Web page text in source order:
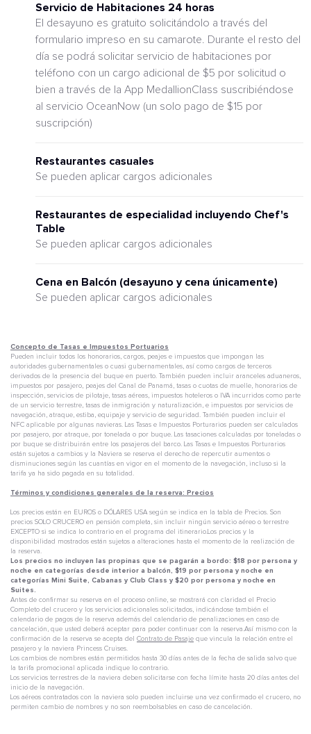
Servicio de Habitaciones 24 horas
El desayuno es gratuito solicitándolo a través del
formulario impreso en su camarote. Durante el resto del
día se podrá solicitar servicio de habitaciones por
teléfono con un cargo adicional de $5 por solicitud o
bien a través de la App MedallionClass suscribiéndose
al servicio OceanNow (un solo pago de $15 por
suscripción)
Restaurantes casuales
Se pueden aplicar cargos adicionales
Restaurantes de especialidad incluyendo Chef's
Table
Se pueden aplicar cargos adicionales
Cena en Balcón (desayuno y cena únicamente)
Se pueden aplicar cargos adicionales
Concepto de Tasas e Impuestos Portuarios
Pueden incluir todos los honorarios, cargos, peajes e impuestos que impongan las
autoridades gubernamentales o cuasi gubernamentales, así como cargos de terceros
derivados de la presencia del buque en puerto. También pueden incluir aranceles aduaneros,
impuestos por pasajero, peajes del Canal de Panamá, tasas o cuotas de muelle, honorarios de
inspección, servicios de pilotaje, tasas aéreas, impuestos hoteleros o IVA incurridos como parte
de un servicio terrestre, tasas de inmigración y naturalización, e impuestos por servicios de
navegación, atraque, estiba, equipaje y servicio de seguridad. También pueden incluir el
NFC aplicable por algunas navieras. Las Tasas e Impuestos Porturarios pueden ser calculados
por pasajero, por atraque, por tonelada o por buque. Las tasaciones calculadas por toneladas o
por buque se distribuirán entre los pasajeros del barco. Las Tasas e Impuestos Porturarios
están sujetos a cambios y la Naviera se reserva el derecho de repercutir aumentos o
disminuciones según las cuantías en vigor en el momento de la navegación, incluso si la
tarifa ya ha sido pagada en su totalidad.
Términos y condiciones generales de la reserva: Precios
Los precios están en EUROS o DÓLARES USA según se indica en la tabla de Precios. Son
precios SOLO CRUCERO en pensión completa, sin incluir ningún servicio aéreo o terrestre
EXCEPTO si se indica lo contrario en el programa del itinerario.Los precios y la
disponibilidad mostrados están sujetos a alteraciones hasta el momento de la realización de
la reserva.
Los precios no incluyen las propinas que se pagarán a bordo: $18 por persona y
noche en categorías desde interior a balcón, $19 por persona y noche en
categorías Mini Suite, Cabanas y Club Class y $20 por persona y noche en
Suites.
Antes de confirmar su reserva en el proceso online, se mostrará con claridad el Precio
Completo del crucero y los servicios adicionales solicitados, indicándose también el
calendario de pagos de la reserva además del calendario de penalizaciones en caso de
cancelación, que usted deberá aceptar para poder continuar con la reserva.Así mismo con la
confirmación de la reserva se acepta del Contrato de Pasaje que vincula la relación entre el
pasajero y la naviera Princess Cruises.
Los cambios de nombres están permitidos hasta 30 días antes de la fecha de salida salvo que
la tarifa promocional aplicada indique lo contrario.
Los servicios terrestres de la naviera deben solicitarse con fecha límite hasta 20 días antes del
inicio de la navegación.
Los aéreos contratados con la naviera solo pueden incluirse una vez confirmado el crucero, no
permiten cambio de nombres y no son reembolsables en caso de cancelación.